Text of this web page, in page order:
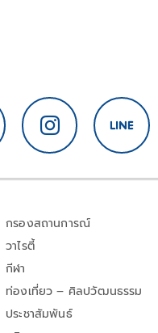
กรองสถานการณ์
วาไรตี้
กีฬา
ท่องเที่ยว – ศิลปวัฒนธรรม
ประชาสัมพันธ์